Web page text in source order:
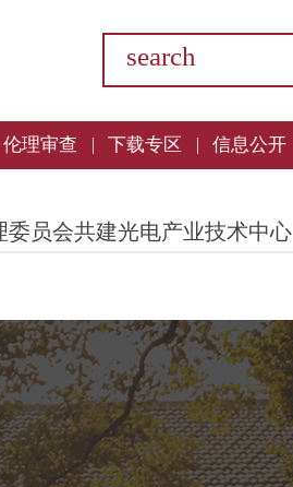
伦理审查 下载专区 信息公开
员会共建光电产业技术中心